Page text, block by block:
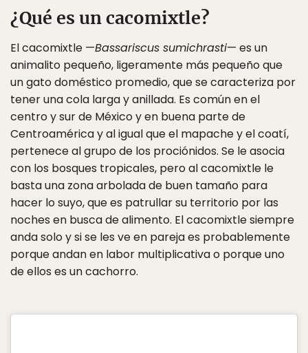
¿Qué es un cacomixtle?
El cacomixtle —Bassariscus sumichrasti— es un
animalito pequeño, ligeramente más pequeño que
un gato doméstico promedio, que se caracteriza por
tener una cola larga y anillada. Es común en el
centro y sur de México y en buena parte de
Centroamérica y al igual que el mapache y el coatí,
pertenece al grupo de los prociónidos. Se le asocia
con los bosques tropicales, pero al cacomixtle le
basta una zona arbolada de buen tamaño para
hacer lo suyo, que es patrullar su territorio por las
noches en busca de alimento. El cacomixtle siempre
anda solo y si se les ve en pareja es probablemente
porque andan en labor multiplicativa o porque uno
de ellos es un cachorro.